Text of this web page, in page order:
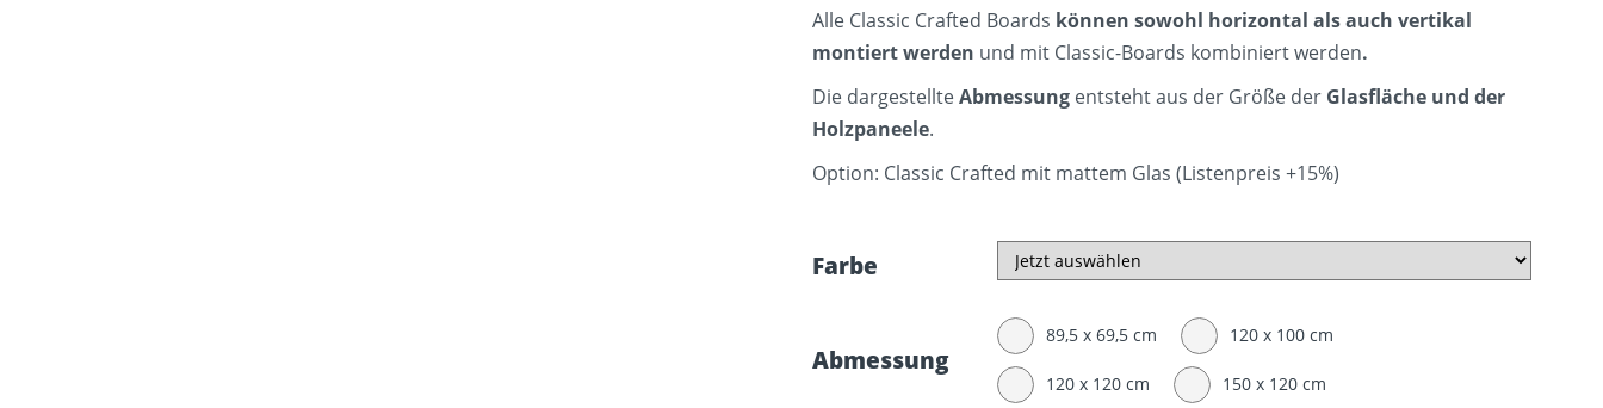
Alle Classic Crafted Boards können sowohl horizontal als auch vertikal
montiert werden und mit Classic-Boards kombiniert werden.
Die dargestellteAbmessung entsteht aus der Größe der Glasfläche und der
Holzpaneele.
Option: Classic Crafted mit mattem Glas (Listenpreis +15%)
Farbe
Abmessung
89,5 x 69,5 cm 120 x 100 cm
120 x 120 cm 150 x 120 cm